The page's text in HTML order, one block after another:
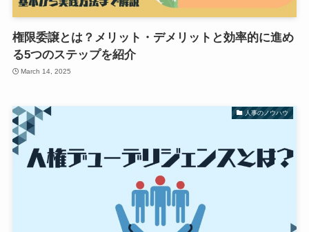
権限委譲とは？メリット・デメリットと効率的に進め
る5つのステップを紹介
March 14, 2025
人事のノウハウ